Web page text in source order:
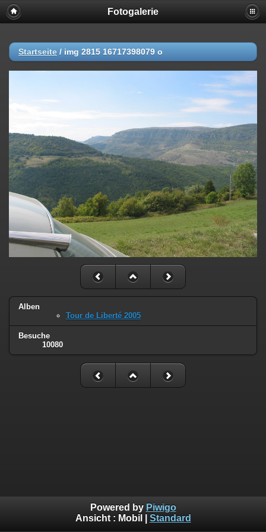
Fotogalerie
Startseite / img 2815 16717398079 o
Alben
Tour de Liberté 2005
Besuche
10080
Powered by Piwigo
Ansicht : Mobil Standard